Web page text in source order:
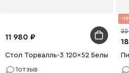
11 980
Стол Торвалль-3 120x52 Белый/
1отзыв
19